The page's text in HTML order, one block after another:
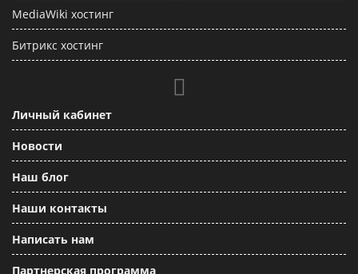
MediaWiki хостинг
Битрикс хостинг
Личный кабинет
Новости
Наш блог
Наши контакты
Написать нам
Партнерская программа